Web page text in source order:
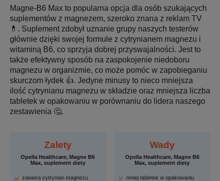
Magne-B6 Max to popularna opcja dla osób szukających
suplementów z magnezem, szeroko znana z reklam TV
💊. Suplement zdobył uznanie grupy naszych testerów
głównie dzięki swojej formule z cytrynianem magnezu i
witaminą B6, co sprzyja dobrej przyswajalności. Jest to
także efektywny sposób na zaspokojenie niedoboru
magnezu w organizmie, co może pomóc w zapobieganiu
skurczom łydek 👍. Jedyne minusy to nieco mniejsza
ilość cytrynianu magnezu w składzie oraz mniejsza liczba
tabletek w opakowaniu w porównaniu do lidera naszego
zestawienia 🤔.
Zalety
Opella Healthcare, Magne B6
Max, suplement diety
zawiera cytrynian magnezu
Wady
Opella Healthcare, Magne B6
Max, suplement diety
mniej tabletek w opakowaniu